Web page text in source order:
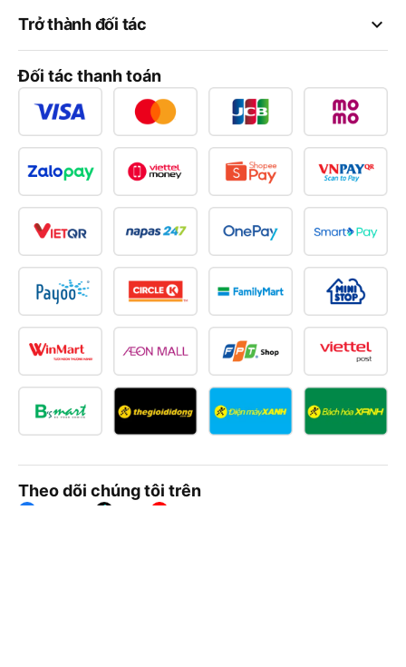
keyboard_arrow_down
Trở thành đối tác
Đối tác thanh toán
Theo dõi chúng tôi trên